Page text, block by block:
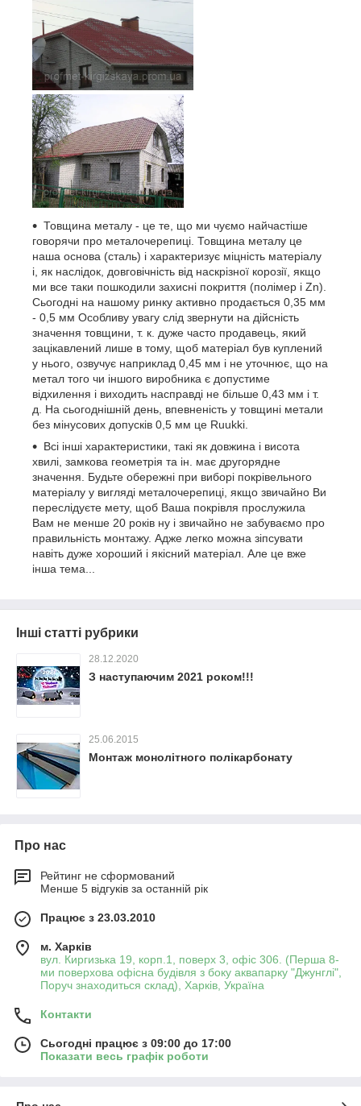
Товщина металу - це те, що ми чуємо найчастіше
говорячи про металочерепиці. Товщина металу це
наша основа (сталь) і характеризує міцність матеріалу
і, як наслідок, довговічність від наскрізної корозії, якщо
ми все таки пошкодили захисні покриття (полімер і Zn).
Сьогодні на нашому ринку активно продається 0,35 мм
- 0,5 мм Особливу увагу слід звернути на дійсність
значення товщини, т. к. дуже часто продавець, який
зацікавлений лише в тому, щоб матеріал був куплений
у нього, озвучує наприклад 0,45 мм і не уточнює, що на
метал того чи іншого виробника є допустиме
відхилення і виходить насправді не більше 0,43 мм і т.
д. На сьогоднішній день, впевненість у товщині метали
без мінусових допусків 0,5 мм це Ruukki.
Всі інші характеристики, такі як довжина і висота
хвилі, замкова геометрія та ін. має другорядне
значення. Будьте обережні при виборі покрівельного
матеріалу у вигляді металочерепиці, якщо звичайно Ви
переслідуєте мету, щоб Ваша покрівля прослужила
Вам не менше 20 років ну і звичайно не забуваємо про
правильність монтажу. Адже легко можна зіпсувати
навіть дуже хороший і якісний матеріал. Але це вже
інша тема...
Інші статті рубрики
28.12.2020
З наступаючим 2021 роком!!!
25.06.2015
Монтаж монолітного полікарбонату
Про нас
Рейтинг не сформований
Менше 5 відгуків за останній рік
Працює з 23.03.2010
м. Харків
вул. Киргизька 19, корп.1, поверх 3, офіс 306. (Перша 8-
ми поверхова офісна будівля з боку аквапарку "Джунглі",
Поруч знаходиться склад), Харків, Україна
Контакти
Сьогодні працює з 09:00 до 17:00
Показати весь графік роботи